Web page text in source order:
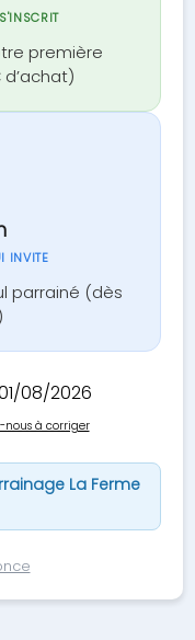
première
INVITE
parrainé (dès
08/2026
nous à corriger
La Ferme